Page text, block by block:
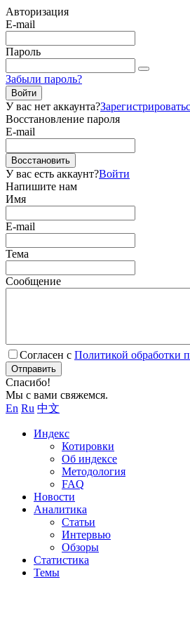
Авторизация
E-mail
Пароль
Забыли пароль?
Войти
У вас нет аккаунта?
Восстановление пароля
E-mail
Восстановить
У вас есть аккаунт?Войти
Напишите нам
Имя
E-mail
Тема
Сообщение
Согласен с Политикой обработки
Отправить
Спасибо!
Мы с вами свяжемся.
En Ru 中文
Индекс
Котировки
Об индексе
Методология
FAQ
Новости
Аналитика
Статьи
Интервью
Обзоры
Статистика
Темы